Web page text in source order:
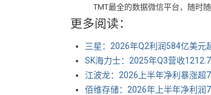
TMT最全的数据微信平台，随时
更多阅读：
三星：2026年Q2利润584亿美元
SK海力士：2025年Q3营收
江波龙：2026上半年净利暴涨超
佰维存储：2026年上半年净利润